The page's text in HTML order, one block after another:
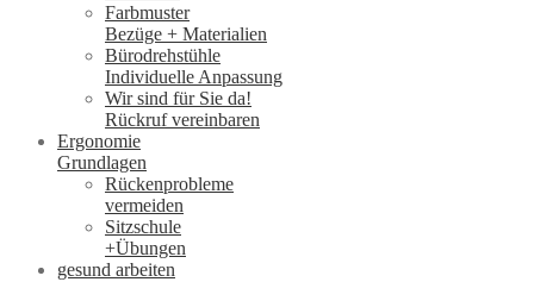
Farbmuster
Bezüge + Materialien
Bürodrehstühle
Individuelle Anpassung
Wir sind für Sie da!
Rückruf vereinbaren
Ergonomie
Grundlagen
Rückenprobleme
vermeiden
Sitzschule
+Übungen
gesund arbeiten